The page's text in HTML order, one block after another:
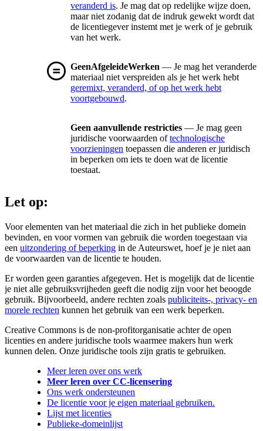
veranderd is. Je mag dat op redelijke wijze doen,
maar niet zodanig dat de indruk gewekt wordt dat
de licentiegever instemt met je werk of je gebruik
van het werk.
GeenAfgeleideWerken — Je mag het veranderde
materiaal niet verspreiden als je het werk hebt
geremixt, veranderd, of op het werk hebt
voortgebouwd.
Geen aanvullende restricties — Je mag geen
juridische voorwaarden oftechnologische
voorzieningen toepassen die anderen er juridisch
in beperken om iets te doen wat de licentie
toestaat.
Let op:
Voor elementen van het materiaal die zich in het publieke domein
bevinden, en voor vormen van gebruik die worden toegestaan via
een uitzondering of beperking in de Auteurswet, hoef je je niet aan
de voorwaarden van de licentie te houden.
Er worden geen garanties afgegeven. Het is mogelijk dat de licentie
je niet alle gebruiksvrijheden geeft die nodig zijn voor het beoogde
gebruik. Bijvoorbeeld, andere rechten zoals publiciteits-, privacy- en
morele rechten kunnen het gebruik van een werk beperken.
Creative Commons is de non-profitorganisatie achter de open
licenties en andere juridische tools waarmee makers hun werk
kunnen delen. Onze juridische tools zijn gratis te gebruiken.
Meer leren over ons werk
Meer leren over CC-licensering
Ons werk ondersteunen
De licentie voor je eigen materiaal gebruiken.
Lijst met licenties
Publieke-domeinlijst